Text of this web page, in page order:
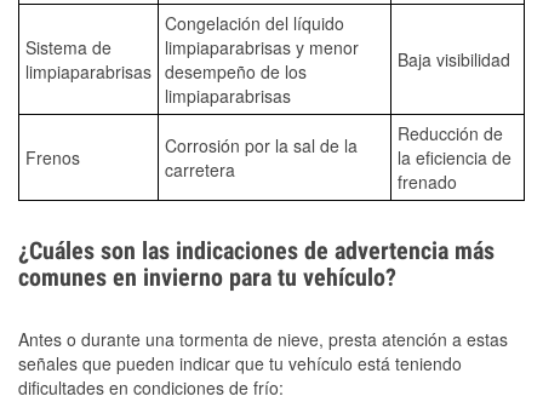
Sistema de
limpiaparabrisas
Congelación del líquido
limpiaparabrisas y menor
desempeño de los
limpiaparabrisas
Baja visibilidad
Frenos
Corrosión por la sal de la
carretera
Reducción de
la eficiencia de
frenado
¿Cuáles son las indicaciones de advertencia más
comunes en invierno para tu vehículo?
Antes o durante una tormenta de nieve, presta atención a estas
señales que pueden indicar que tu vehículo está teniendo
dificultades en condiciones de frío: